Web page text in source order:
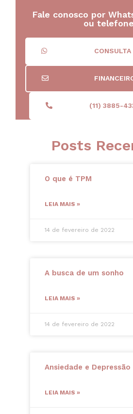
Fale conosco por
ou telefone
CONSULTA
(11) 3885-
Posts
O que é TPM
LEIA MAIS »
14 de fevereiro de 2022
A busca de um sonho
LEIA MAIS »
14 de fevereiro de 2022
Ansiedade e Depressão
LEIA MAIS »